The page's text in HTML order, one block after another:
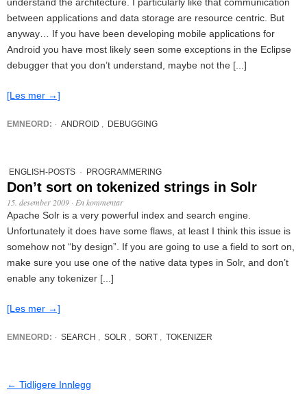
between applications and data storage are resource centric. But
anyway… If you have been developing mobile applications for
Android you have most likely seen some exceptions in the Eclipse
debugger that you don’t understand, maybe not the [...]
[Les mer →]
EMNEORD: · ANDROID DEBUGGING
ENGLISH-POSTS · PROGRAMMERING
Don’t sort on tokenized strings in Solr
15. desember 2009 · Én kommentar
Apache Solr is a very powerful index and search engine.
Unfortunately it does have some flaws, at least I think this issue is
somehow not “by design”. If you are going to use a field to sort on,
make sure you use one of the native data types in Solr, and don’t
enable any tokenizer [...]
[Les mer →]
EMNEORD: · SEARCH SOLR SORT TOKENIZER
← Tidligere Innlegg